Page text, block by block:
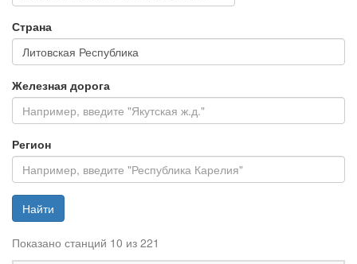
Страна
Железная дорога
Регион
Найти
Показано станций 10 из 221